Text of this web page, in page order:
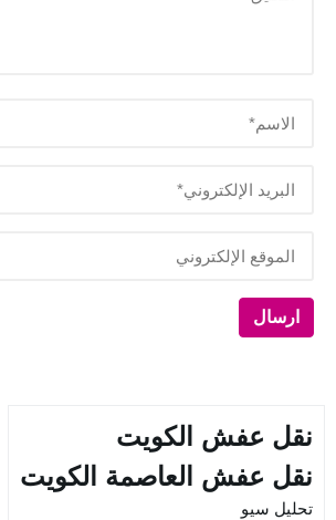
نقل عفش الكويت
نقل عفش العاصمة الكويت
تحليل سيو